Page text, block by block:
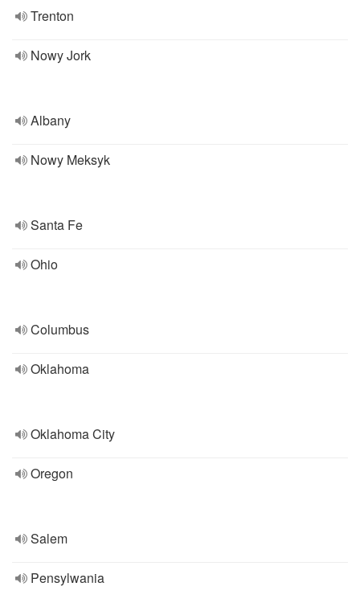
Trenton
Nowy Jork
Albany
Nowy Meksyk
Santa Fe
Ohio
Columbus
Oklahoma
Oklahoma City
Oregon
Salem
Pensylwania